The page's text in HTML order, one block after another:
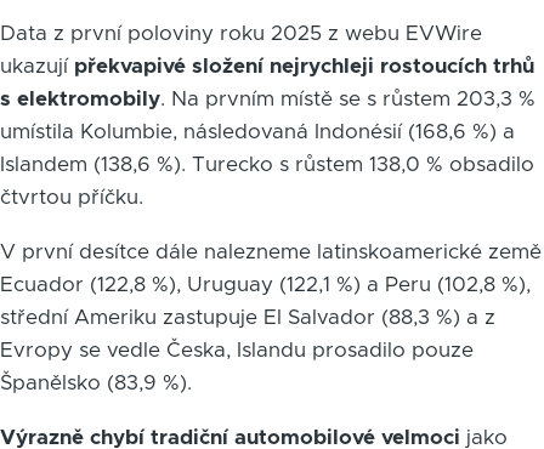
Data z první poloviny roku 2025 z webu EVWire
ukazují překvapivé složení nejrychleji rostoucích trhů
s elektromobily. Na prvním místě se s růstem 203,3 %
umístila Kolumbie, následovaná Indonésií (168,6 %) a
Islandem (138,6 %). Turecko s růstem 138,0 % obsadilo
čtvrtou příčku.
V první desítce dále nalezneme latinskoamerické země
Ecuador (122,8 %), Uruguay (122,1 %) a Peru (102,8 %),
střední Ameriku zastupuje El Salvador (88,3 %) a z
Evropy se vedle Česka, Islandu prosadilo pouze
Španělsko (83,9 %).
Výrazně chybí tradiční automobilové velmoci jako